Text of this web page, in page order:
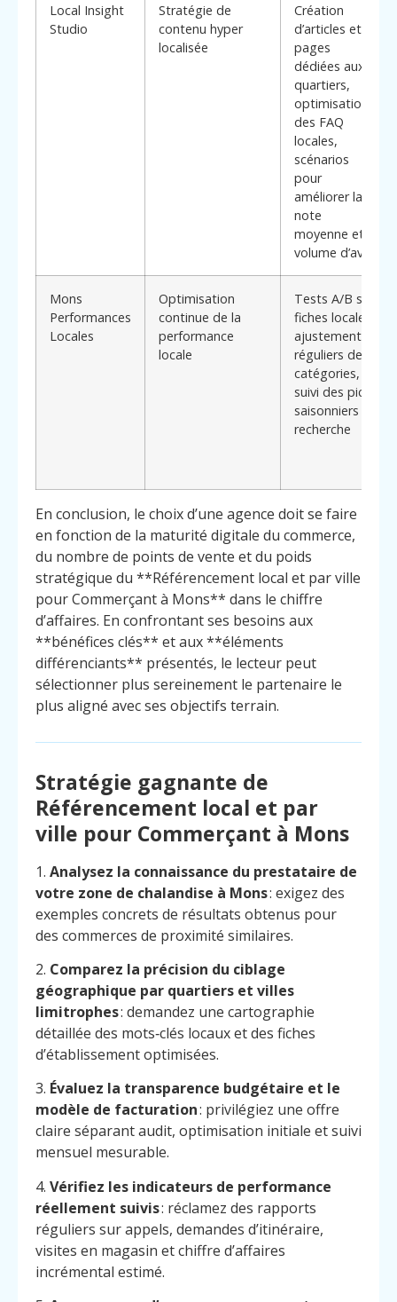
Contact
Local Insight
Studio
Stratégie de
contenu hyper
localisée
Création
d’articles et
pages
dédiées aux
quartiers,
optimisation
des FAQ
locales,
scénarios
pour
améliorer la
note
moyenne et le
volume d’avis
Mons
Performances
Locales
Optimisation
continue de la
performance
locale
Tests A/B sur
fiches locales,
ajustements
réguliers des
catégories,
suivi des pics
saisonniers de
recherche
En conclusion, le choix d’une agence doit se faire
en fonction de la maturité digitale du commerce,
du nombre de points de vente et du poids
stratégique du **Référencement local et par ville
pour Commerçant à Mons** dans le chiffre
d’affaires. En confrontant ses besoins aux
**bénéfices clés** et aux **éléments
différenciants** présentés, le lecteur peut
sélectionner plus sereinement le partenaire le
plus aligné avec ses objectifs terrain.
Stratégie gagnante de
Référencement local et par
ville pour Commerçant à Mons
1. Analysez la connaissance du prestataire de
votre zone de chalandise à Mons: exigez des
exemples concrets de résultats obtenus pour
des commerces de proximité similaires.
2. Comparez la précision du ciblage
géographique par quartiers et villes
limitrophes: demandez une cartographie
détaillée des mots‑clés locaux et des fiches
d’établissement optimisées.
3. Évaluez la transparence budgétaire et le
modèle de facturation: privilégiez une offre
claire séparant audit, optimisation initiale et suivi
mensuel mesurable.
4. Vérifiez les indicateurs de performance
réellement suivis: réclamez des rapports
réguliers sur appels, demandes d’itinéraire,
visites en magasin et chiffre d’affaires
incrémental estimé.